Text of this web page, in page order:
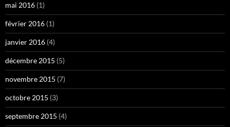
mai 2016 (1)
février 2016 (1)
janvier 2016 (4)
décembre 2015 (5)
novembre 2015 (7)
octobre 2015 (3)
septembre 2015 (4)